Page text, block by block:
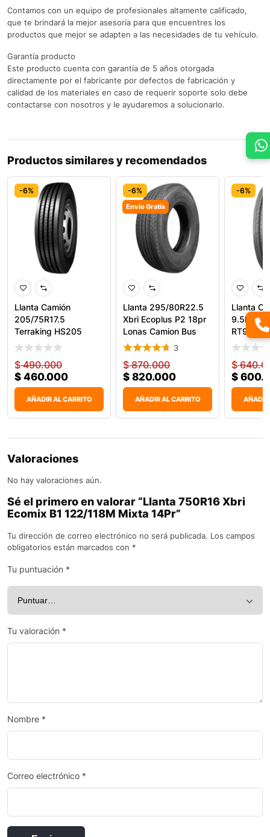
Contamos con un equipo de profesionales altamente calificado,
que te brindará la mejor asesoría para que encuentres los
productos que mejor se adapten a las necesidades de tu vehículo.
Garantía producto
Este producto cuenta con garantía de 5 años otorgada
directamente por el fabricante por defectos de fabricación y
calidad de los materiales en caso de requerir soporte solo debe
contactarse con nosotros y le ayudaremos a solucionarlo.
Productos similares y recomendados
-6%
Llanta Camión
205/75R17.5
Terraking HS205
16PR 124
$490.000
$ 460.000
AÑADIR AL CARRITO
-6%
Envío Gratis
Llanta 295/80R22.5
Xbri Ecoplus P2 18pr
Lonas Camion Bus
3
$870.000
$ 820.000
AÑADIR AL CARRITO
-6%
Llanta
9.5R17.5
RT906
$
$
AÑADIR
Valoraciones
No hay valoraciones aún.
Sé el primero en valorar “Llanta 750R16 Xbri
Ecomix B1 122/118M Mixta 14Pr”
Tu dirección de correo electrónico no será publicada. Los campos
obligatorios están marcados con *
Tu puntuación *
Tu valoración *
Nombre *
Correo electrónico *